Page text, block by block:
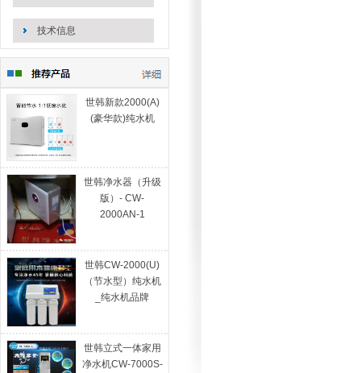
技术信息
世韩新款2000(A)
(豪华款)纯水机
世韩净水器（升级
版）- CW-
2000AN-1
世韩CW-2000(U)
（节水型）纯水机
_纯水机品牌
世韩立式一体家用
净水机CW-7000S-